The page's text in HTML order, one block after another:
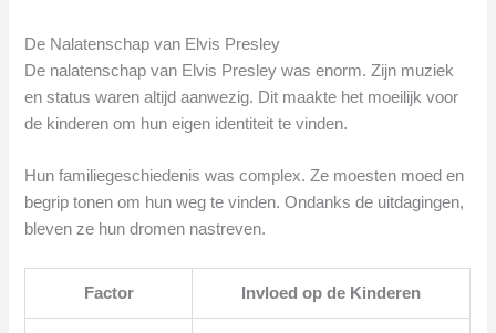
De Nalatenschap van Elvis Presley
De nalatenschap van Elvis Presley was enorm. Zijn muziek
en status waren altijd aanwezig. Dit maakte het moeilijk voor
de kinderen om hun eigen identiteit te vinden.
Hun familiegeschiedenis was complex. Ze moesten moed en
begrip tonen om hun weg te vinden. Ondanks de uitdagingen,
bleven ze hun dromen nastreven.
Factor Invloed op de Kinderen